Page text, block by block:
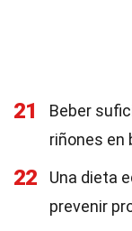
21
Beber
riñones en
22
Una dieta
prevenir